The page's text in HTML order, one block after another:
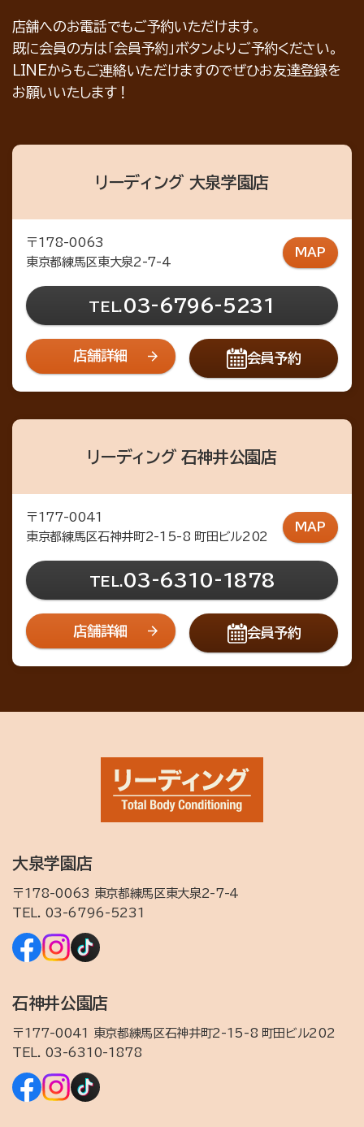
店舗へのお電話でもご予約いただけます。
既に会員の方は「会員予約」ボタンよりご予約ください。
LINEからもご連絡いただけますのでぜひお友達登録を
お願いいたします！
リーディング 大泉学園店
〒178-0063
東京都練馬区東大泉2-7-4
MAP
TEL.03-6796-5231
店舗詳細 会員予約
リーディング 石神井公園店
〒177-0041
東京都練馬区石神井町2-15-8 町田ビル202
MAP
TEL.03-6310-1878
店舗詳細 会員予約
大泉学園店
〒178-0063 東京都練馬区東大泉2-7-4
TEL. 03-6796-5231
石神井公園店
〒177-0041 東京都練馬区石神井町2-15-8 町田ビル202
TEL. 03-6310-1878